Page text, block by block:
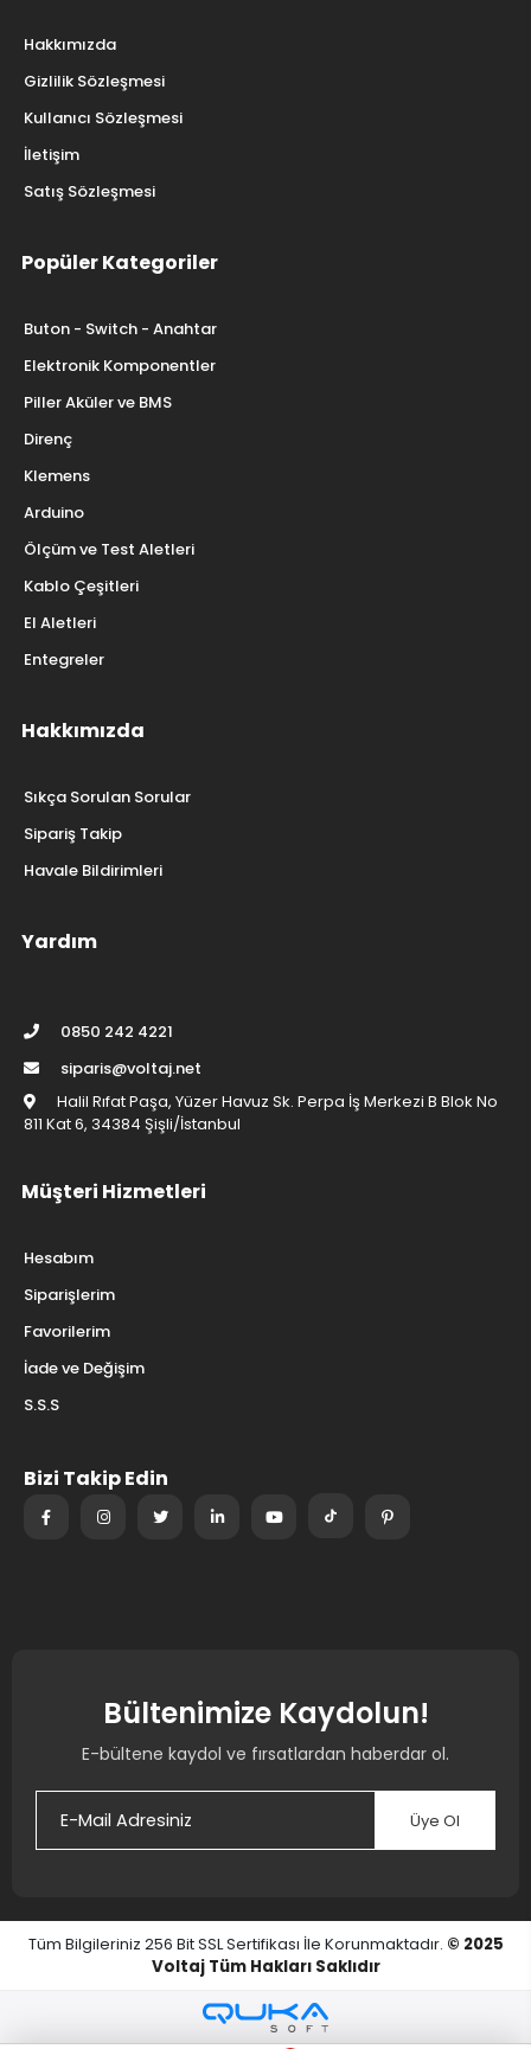
Hakkımızda
Gizlilik Sözleşmesi
Kullanıcı Sözleşmesi
İletişim
Satış Sözleşmesi
Popüler Kategoriler
Buton - Switch - Anahtar
Elektronik Komponentler
Piller Aküler ve BMS
Direnç
Klemens
Arduino
Ölçüm ve Test Aletleri
Kablo Çeşitleri
El Aletleri
Entegreler
Hakkımızda
Sıkça Sorulan Sorular
Sipariş Takip
Havale Bildirimleri
Yardım
0850 242 4221
siparis@voltaj.net
Halil Rıfat Paşa, Yüzer Havuz Sk. Perpa İş Merkezi B Blok No
811 Kat 6, 34384 Şişli/İstanbul
Müşteri Hizmetleri
Hesabım
Siparişlerim
Favorilerim
İade ve Değişim
S.S.S
Bizi Takip Edin
Bültenimize Kaydolun!
E-bültene kaydol ve fırsatlardan haberdar ol.
Üye Ol
Tüm Bilgileriniz 256 Bit SSL Sertifikası İle Korunmaktadır. © 2025
Voltaj Tüm Hakları Saklıdır